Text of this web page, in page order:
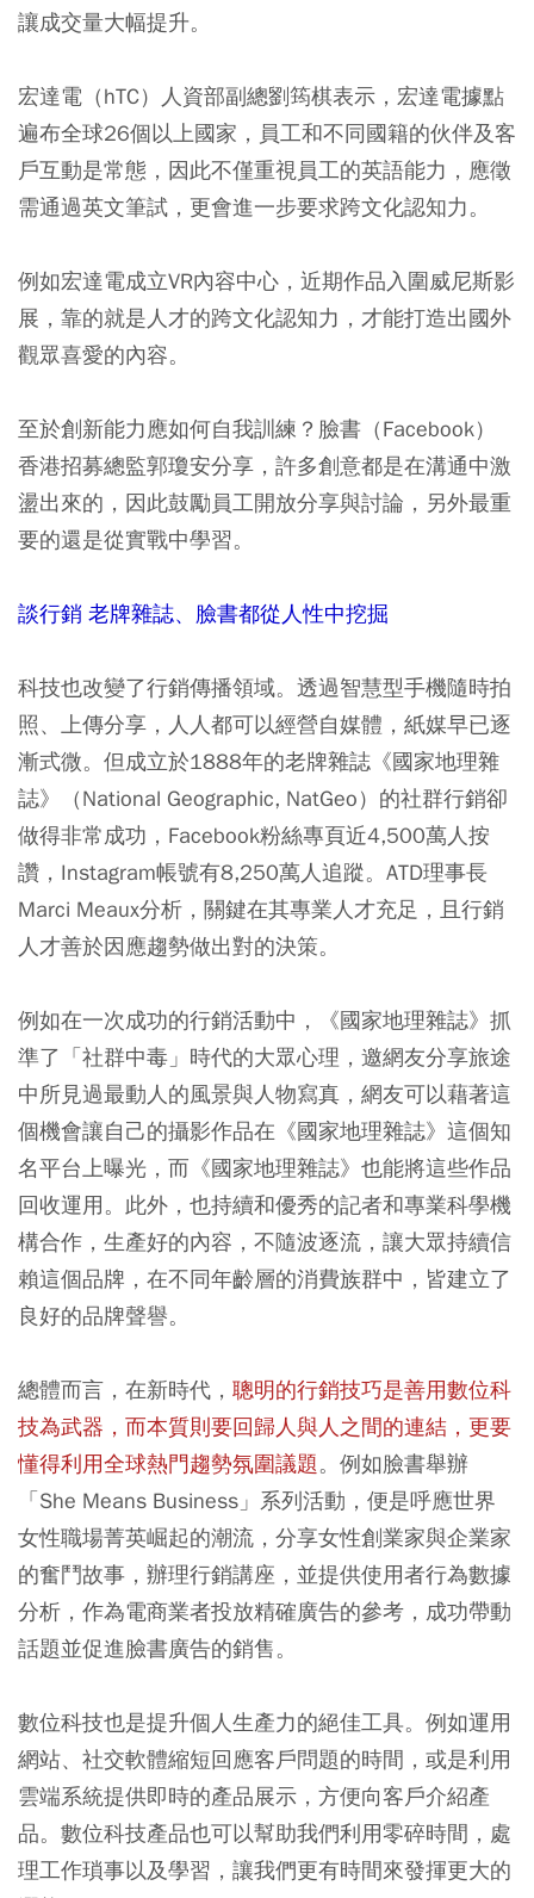
讓成交量大幅提升。
宏達電（hTC）人資部副總劉筠棋表示，宏達電據點
遍布全球26個以上國家，員工和不同國籍的伙伴及客
戶互動是常態，因此不僅重視員工的英語能力，應徵
需通過英文筆試，更會進一步要求跨文化認知力。
例如宏達電成立VR內容中心，近期作品入圍威尼斯影
展，靠的就是人才的跨文化認知力，才能打造出國外
觀眾喜愛的內容。
至於創新能力應如何自我訓練？臉書（Facebook）
香港招募總監郭瓊安分享，許多創意都是在溝通中激
盪出來的，因此鼓勵員工開放分享與討論，另外最重
要的還是從實戰中學習。
談行銷 老牌雜誌、臉書都從人性中挖掘
科技也改變了行銷傳播領域。透過智慧型手機隨時拍
照、上傳分享，人人都可以經營自媒體，紙媒早已逐
漸式微。但成立於1888年的老牌雜誌《國家地理雜
誌》（National Geographic, NatGeo）的社群行銷卻
做得非常成功，Facebook粉絲專頁近4,500萬人按
讚，Instagram帳號有8,250萬人追蹤。ATD理事長
Marci Meaux分析，關鍵在其專業人才充足，且行銷
人才善於因應趨勢做出對的決策。
例如在一次成功的行銷活動中，《國家地理雜誌》抓
準了「社群中毒」時代的大眾心理，邀網友分享旅途
中所見過最動人的風景與人物寫真，網友可以藉著這
個機會讓自己的攝影作品在《國家地理雜誌》這個知
名平台上曝光，而《國家地理雜誌》也能將這些作品
回收運用。此外，也持續和優秀的記者和專業科學機
構合作，生產好的內容，不隨波逐流，讓大眾持續信
賴這個品牌，在不同年齡層的消費族群中，皆建立了
良好的品牌聲譽。
總體而言，在新時代， 聰明的行銷技巧是善用數位科
技為武器，而本質則要回歸人與人之間的連結，更要
懂得利用全球熱門趨勢氛圍議題。例如臉書舉辦
「She Means Business」系列活動，便是呼應世界
女性職場菁英崛起的潮流，分享女性創業家與企業家
的奮鬥故事，辦理行銷講座，並提供使用者行為數據
分析，作為電商業者投放精確廣告的參考，成功帶動
話題並促進臉書廣告的銷售。
數位科技也是提升個人生產力的絕佳工具。例如運用
網站、社交軟體縮短回應客戶問題的時間，或是利用
雲端系統提供即時的產品展示，方便向客戶介紹產
品。數位科技產品也可以幫助我們利用零碎時間，處
理工作瑣事以及學習，讓我們更有時間來發揮更大的